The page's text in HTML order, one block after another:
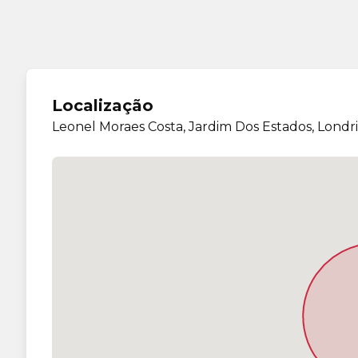
Localização
Leonel Moraes Costa, Jardim Dos Estados,